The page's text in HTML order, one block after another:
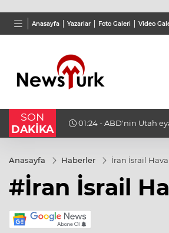
Anasayfa Yazarlar Foto Galeri Video
TND
16,3788%0,90
BGN
27,9743 %-
SON
DAKİKA
01:24 - ABD'nin Utah
Anasayfa Haberler İran İsrail Hava
#İran İsrail